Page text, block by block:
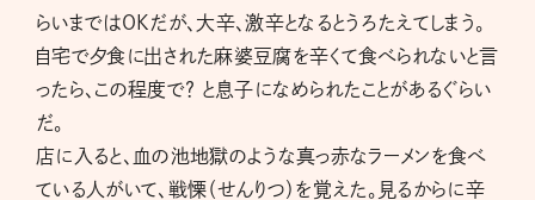
らいまではOKだが、大辛、激辛となるとうろたえてしまう。
自宅で夕食に出された麻婆豆腐を辛くて食べられないと言
ったら、この程度で？ と息子になめられたことがあるぐらい
だ。
店に入ると、血の池地獄のような真っ赤なラーメンを食べ
ている人がいて、戦慄（せんりつ）を覚えた。見るからに辛